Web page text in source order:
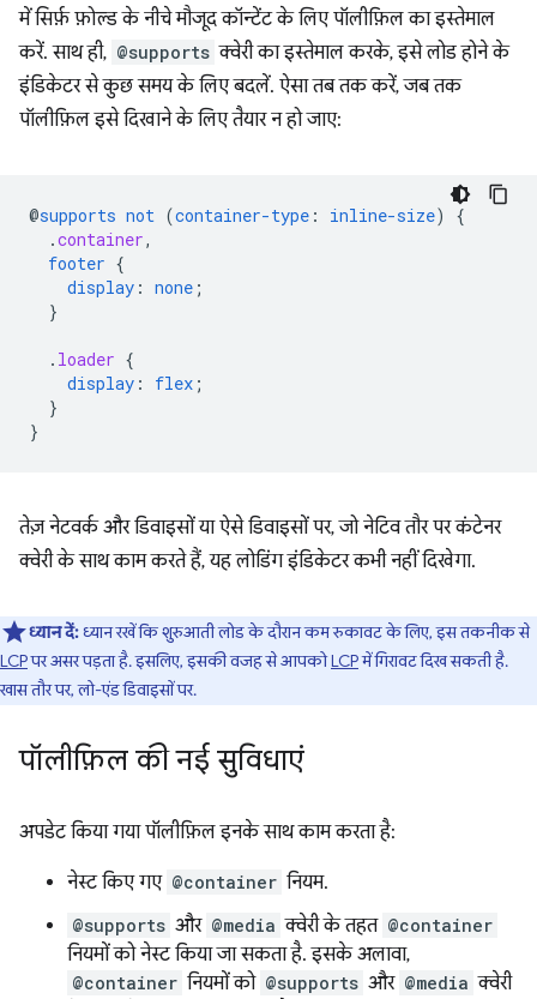
में सिर्फ़ फ़ोल्ड के नीचे मौजूद कॉन्टेंट के लिए पॉलीफ़िल का इस्तेमाल
करें. साथ ही, @supports क्वेरी का इस्तेमाल करके, इसे लोड होने के
इंडिकेटर से कुछ समय के लिए बदलें. ऐसा तब तक करें, जब तक
पॉलीफ़िल इसे दिखाने के लिए तैयार न हो जाए:
@supports not (container-type : inline-size)
{
.container,
footer {
display : none ;
}
. loader {
display : flex ;
}
}
तेज़ नेटवर्क और डिवाइसों या ऐसे डिवाइसों पर, जो नेटिव तौर पर कंटेनर
क्वेरी के साथ काम करते हैं, यह लोडिंग इंडिकेटर कभी नहीं दिखेगा.
ध्यान दें:ध्यान रखें कि शुरुआती लोड के दौरान कम रुकावट के लिए, इस तकनीक से
LCPपर असर पड़ता है. इसलिए, इसकी वजह से आपकोLCPमें गिरावट दिख सकती है.
खास तौर पर, लो-एंड डिवाइसों पर.
पॉलीफ़िल की नई सुविधाएं
अपडेट किया गया पॉलीफ़िल इनके साथ काम करता है:
नेस्ट किए गए @container नियम.
@supports और @media क्वेरी के तहत @container
नियमों को नेस्ट किया जा सकता है. इसके अलावा,
@container नियमों को @supports और @media क्वेरी